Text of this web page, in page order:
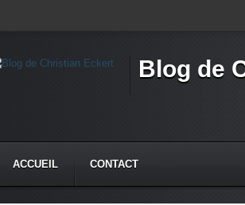
Blog de
ACCUEIL CONTACT